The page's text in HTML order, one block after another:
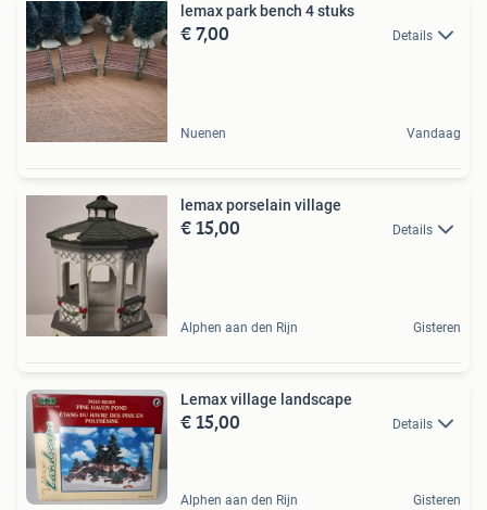
lemax park bench 4 stuks
€ 7,00 Details
Nuenen Vandaag
lemax porselain village
€ 15,00 Details
Alphen aan den Rijn Gisteren
Lemax village landscape
€ 15,00 Details
Alphen aan den Rijn Gisteren